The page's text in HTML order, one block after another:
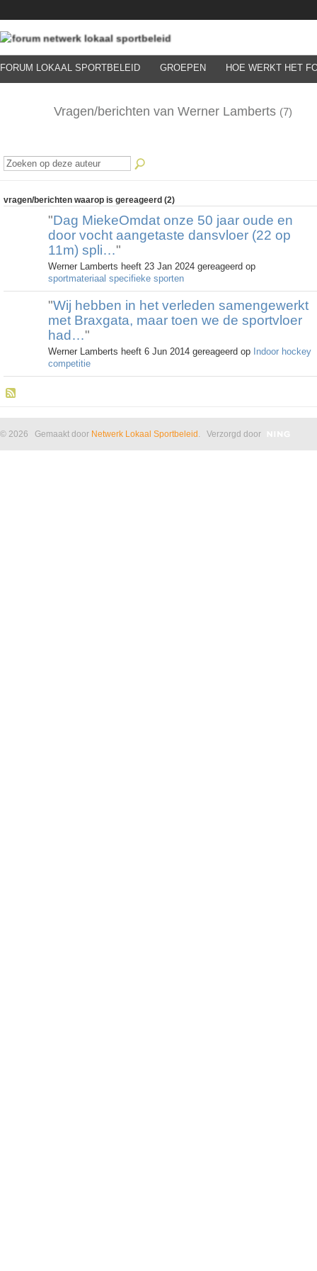
FORUM LOKAAL SPORTBELEID GROEPEN HOE WERKT HET
Vragen/berichten van Werner Lamberts (7)
vragen/berichten waarop is gereageerd (2)
"Dag MiekeOmdat onze 50 jaar oude en
door vocht aangetaste dansvloer (22 op
11m) spli…"
Werner Lamberts heeft 23 Jan 2024 gereageerd op
sportmateriaal specifieke sporten
"Wij hebben in het verleden samengewerkt
met Braxgata, maar toen we de sportvloer
had…"
Werner Lamberts heeft 6 Jun 2014 gereageerd op Indoor hockey
competitie
© 2026 Gemaakt door Netwerk Lokaal Sportbeleid . Verzorgd door